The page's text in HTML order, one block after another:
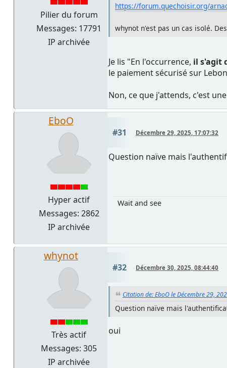
Pilier du forum
Messages: 17791
IP archivée
https://forum.quechoisir.org/
whynot n'est pas un cas isolé.
Je lis "En l'occurrence, il s'agit
le paiement sécurisé sur
Non, ce que j'attends, c'est
EboO
Hyper actif
Messages: 2862
IP archivée
#31 Décembre 29, 2025, 17:07:32
Question naïve mais
Wait and see
whynot
Très actif
Messages: 305
IP archivée
#32 Décembre 30, 2025, 08:44:40
Citation de: EboO le Décembre 29,
Question naïve mais
oui